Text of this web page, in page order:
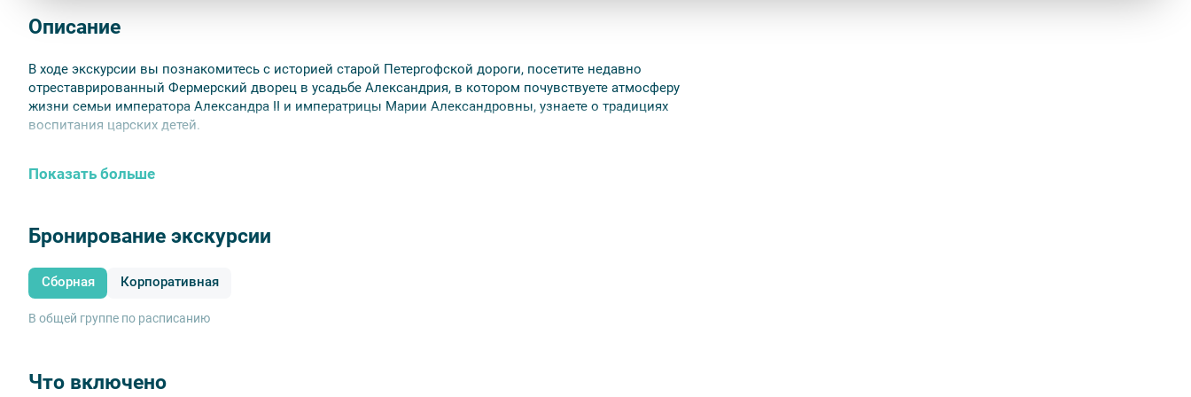
Описание
В ходе экскурсии вы познакомитесь с историей старой Петергофской дороги, посетите недавно
отреставрированный Фермерский дворец в усадьбе Александрия, в котором почувствуете атмосферу
жизни семьи императора Александра II и императрицы Марии Александровны, узнаете о традициях
воспитания царских детей.
Показать больше
Бронирование экскурсии
Сборная Корпоративная
В общей группе по расписанию
Что включено